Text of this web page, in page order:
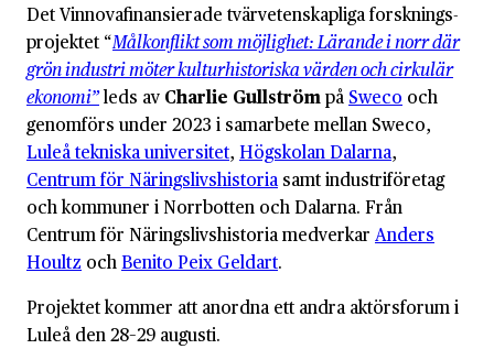
Det Vinnova­finansierade tvär­vetenskapliga forsknings­
projektet “Målkonflikt som möjlighet: Lärande i norr där
grön industri möter kulturhistoriska värden och cirkulär
ekonomi”leds av Charlie Gullströmpå Sweco och
genomförs under 2023 i samarbete mellan Sweco,
Luleå tekniska universitet, Högskolan Dalarna,
Centrum för Näringslivs­historiasamt industri­företag
och kommuner i Norrbotten och Dalarna. Från
Centrum för Näringslivs­historia medverkar Anders
Houltz ochBenito Peix Geldart.
Projektet kommer att anordna ett andra aktörsforum i
Luleå den 28–29 augusti.